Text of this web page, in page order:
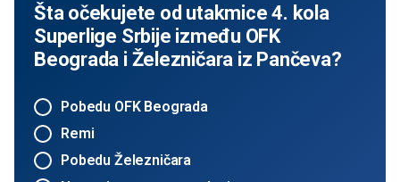
Šta očekujete od utakmice 4. kola
Superlige Srbije između OFK
Beograda i Železničara iz Pančeva?
Pobedu OFK Beograda
Remi
Pobedu Železničara